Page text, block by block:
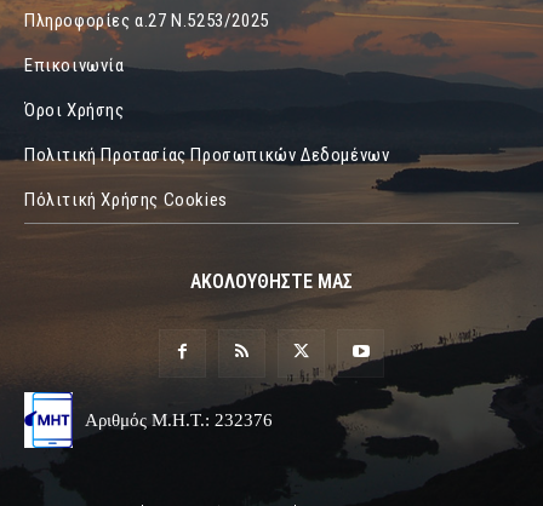
Πληροφορίες α.27 Ν.5253/2025
Επικοινωνία
Όροι Χρήσης
Πολιτική Προτασίας Προσωπικών Δεδομένων
Πόλιτική Χρήσης Cookies
ΑΚΟΛΟΥΘΗΣΤΕ ΜΑΣ
Αριθμός Μ.Η.Τ.: 232376